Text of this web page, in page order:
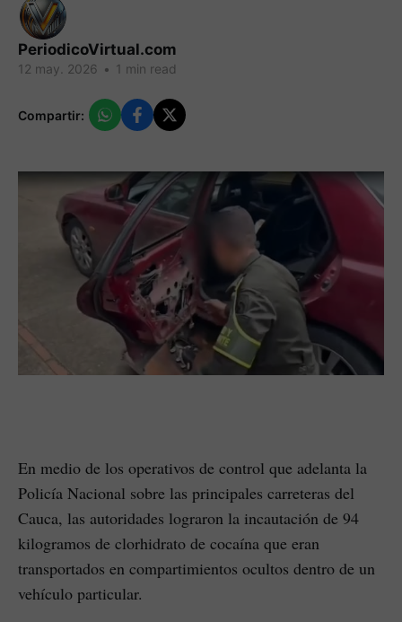
PeriodicoVirtual.com
12 may. 2026 • 1 min read
Compartir:
En medio de los operativos de control que adelanta la
Policía Nacional sobre las principales carreteras del
Cauca, las autoridades lograron la incautación de 94
kilogramos de clorhidrato de cocaína que eran
transportados en compartimientos ocultos dentro de un
vehículo particular.